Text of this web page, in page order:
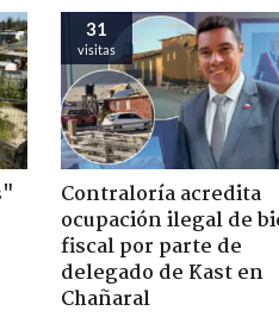
31
visitas
Contraloría acredita
ocupación ilegal de
fiscal por parte de
delegado de Kast en
Chañaral